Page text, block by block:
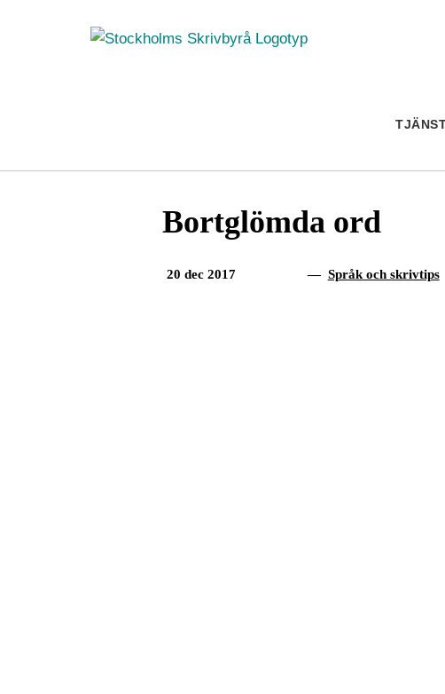
Bortglömda ord
20 dec 2017 — Språk och skrivtips